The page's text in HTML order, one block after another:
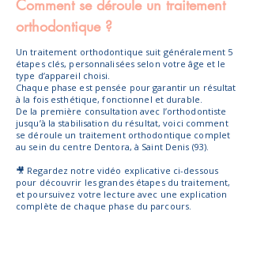
Comment se déroule un traitement
orthodontique ?
Un traitement orthodontique suit généralement 5
étapes clés, personnalisées selon votre âge et le
type d’appareil choisi.
Chaque phase est pensée pour garantir un résultat
à la fois esthétique, fonctionnel et durable.
De la première consultation avec l’orthodontiste
jusqu’à la stabilisation du résultat, voici comment
se déroule un traitement orthodontique complet
au sein du centre Dentora, à Saint Denis (93).
🎥 Regardez notre vidéo explicative ci-dessous
pour découvrir les grandes étapes du traitement,
et poursuivez votre lecture avec une explication
complète de chaque phase du parcours.